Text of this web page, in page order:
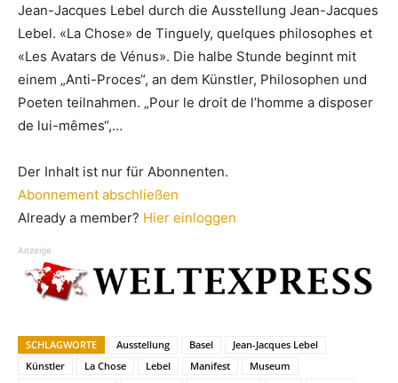
Jean-Jacques Lebel durch die Ausstellung Jean-Jacques
Lebel. «La Chose» de Tinguely, quelques philosophes et
«Les Avatars de Vénus». Die halbe Stunde beginnt mit
einem „Anti-Proces“, an dem Künstler, Philosophen und
Poeten teilnahmen. „Pour le droit de l’homme a disposer
de lui-mêmes“,…
Der Inhalt ist nur für Abonnenten.
Abonnement abschließen
Already a member? Hier einloggen
Anzeige
SCHLAGWORTE Ausstellung Basel
Jean-Jacques Lebel
Künstler
La Chose Lebel Manifest
Museum